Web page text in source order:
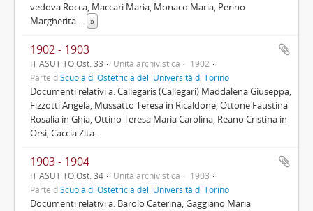
vedova Rocca, Maccari Maria, Monaco Maria, Perino
Margherita ... »
1902 - 1903
IT ASUT TO.Ost. 33 Unità archivistica
1902
Parte diScuola di Ostetricia dell'Università di Torino
Documenti relativi a: Callegaris (Callegari) Maddalena Giuseppa,
Fizzotti Angela, Mussatto Teresa in Ricaldone, Ottone Faustina
Rosalia in Ghia, Ottino Teresa Maria Carolina, Reano Cristina in
Orsi, Caccia Zita.
1903 - 1904
IT ASUT TO.Ost. 34 Unità archivistica
1903
Parte diScuola di Ostetricia dell'Università di Torino
Documenti relativi a: Barolo Caterina, Gaggiano Maria